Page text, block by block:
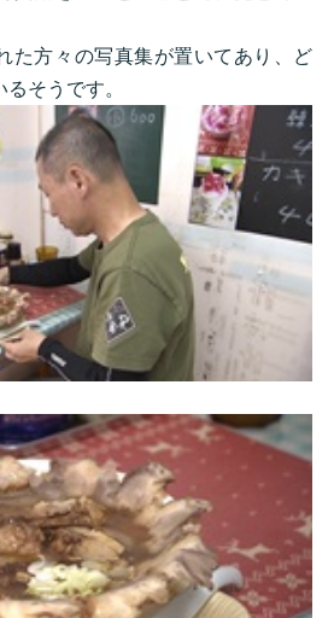
た方々の写真集が置いてあり、ど
そうです。